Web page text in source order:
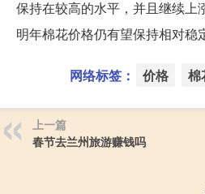
保持在较高的水平，并且继续上
明年棉花价格仍有望保持相对稳
网络标签： 价格 棉
上一篇
春节去兰州旅游赚钱吗